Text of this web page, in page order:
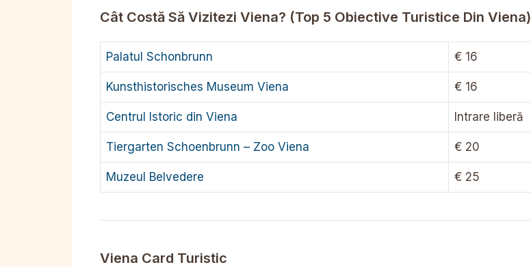
Cât Costă Să Vizitezi Viena? (Top 5 Obiective Turistice Din Viena)
Palatul Schonbrunn € 16
Kunsthistorisches Museum Viena € 16
Centrul Istoric din Viena Intrare liberă
Tiergarten Schoenbrunn – Zoo Viena € 20
Muzeul Belvedere € 25
Viena Card Turistic